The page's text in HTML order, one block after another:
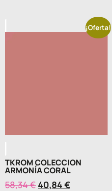
¡Oferta!
TKROM COLECCION
ARMONÍA CORAL
58,34€ 40,84 €